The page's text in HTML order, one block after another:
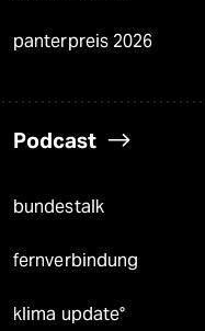
panterpreis 2026
Podcast
bundestalk
fernverbindung
klima update°